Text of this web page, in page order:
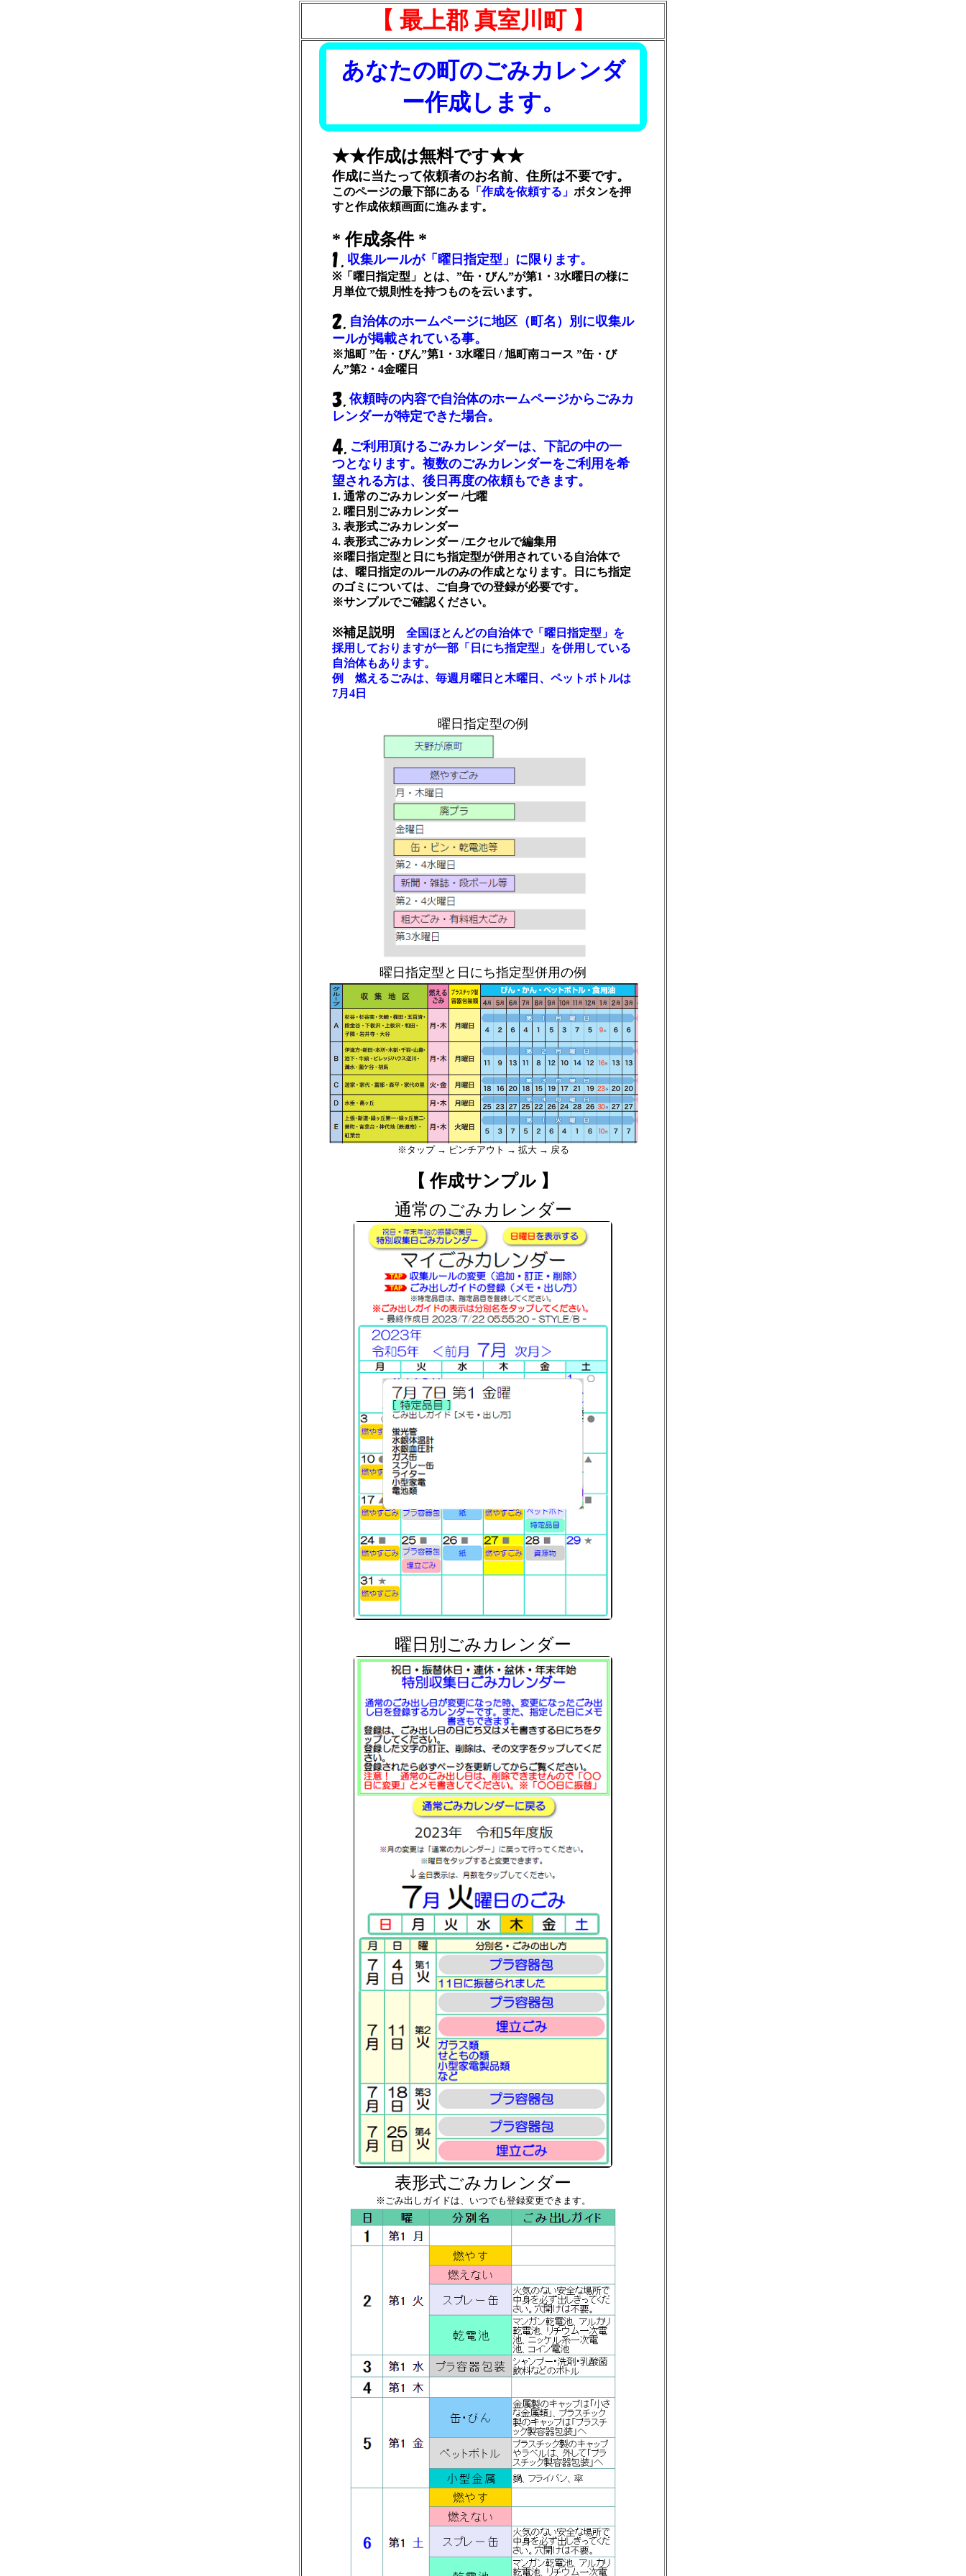
【 最上郡 真室川町 】
あなたの町のごみカレンダ
ー作成します。
★★作成は無料です★★
作成に当たって依頼者のお名前、住所は不要です。
このページの最下部にある 「作成を依頼する」 ボタンを押
すと作成依頼画面に進みます。
* 作成条件 *
収集ルールが「曜日指定型」に限ります。
※「曜日指定型」とは、”缶・びん”が第1・3水曜日の様に
月単位で規則性を持つものを云います。
自治体のホームページに地区（町名）別に収集ル
ールが掲載されている事。
※旭町 ”缶・びん”第1・3水曜日 / 旭町南コース ”缶・び
ん”第2・4金曜日
依頼時の内容で自治体のホームページからごみカ
レンダーが特定できた場合。
ご利用頂けるごみカレンダーは、下記の中の一
つとなります。複数のごみカレンダーをご利用を希
望される方は、後日再度の依頼もできます。
1. 通常のごみカレンダー /七曜
2. 曜日別ごみカレンダー
3. 表形式ごみカレンダー
4. 表形式ごみカレンダー /エクセルで編集用
※曜日指定型と日にち指定型が併用されている自治体で
は、曜日指定のルールのみの作成となります。日にち指定
のゴミについては、ご自身での登録が必要です。
※サンプルでご確認ください。
※補足説明
全国ほとんどの自治体で「曜日指定型」を
採用しておりますが一部「日にち指定型」を併用している
自治体もあります。
例 燃えるごみは、毎週月曜日と木曜日、ペットボトルは
7月4日
曜日指定型の例
曜日指定型と日にち指定型併用の例
※タップ → ピンチアウト → 拡大 → 戻る
【 作成サンプル 】
通常のごみカレンダー
曜日別ごみカレンダー
表形式ごみカレンダー
※ごみ出しガイドは、いつでも登録変更できます。